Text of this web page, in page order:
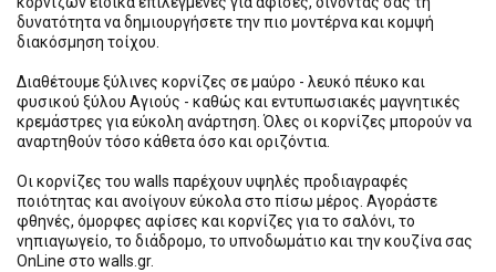
δυνατότητα να δημιουργήσετε την πιο μοντέρνα και κομψή
διακόσμηση τοίχου.
Διαθέτουμε ξύλινες κορνίζες σε μαύρο - λευκό πέυκο και
φυσικού ξύλου Αγιούς - καθώς και εντυπωσιακές μαγνητικές
κρεμάστρες για εύκολη ανάρτηση. Όλες οι κορνίζες μπορούν να
αναρτηθούν τόσο κάθετα όσο και οριζόντια.
Οι κορνίζες του walls παρέχουν υψηλές προδιαγραφές
ποιότητας και ανοίγουν εύκολα στο πίσω μέρος. Αγοράστε
φθηνές, όμορφες αφίσες και κορνίζες για το σαλόνι, το
νηπιαγωγείο, το διάδρομο, το υπνοδωμάτιο και την κουζίνα σας
OnLine στο walls.gr.